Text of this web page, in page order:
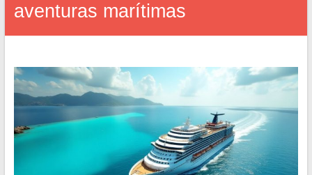
aventuras marítimas